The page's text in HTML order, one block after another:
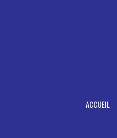
ACCUEIL